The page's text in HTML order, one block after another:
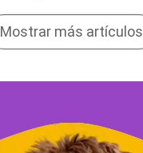
Mostrar más artículos